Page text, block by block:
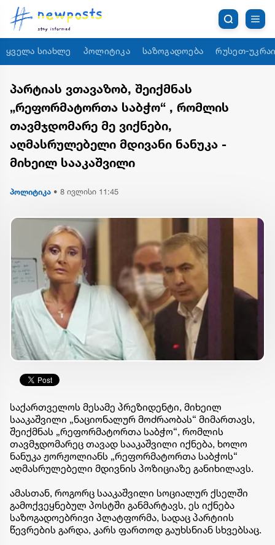
ყველა სიახლე პოლიტიკა საზოგადოება რუსეთ-
პარტიას ვთავაზობ, შეიქმნას
„რეფორმატორთა საბჭო“ , რომლის
თავმჯდომარე მე ვიქნები,
აღმასრულებელი მდივანი ნანუკა -
მიხეილ სააკაშვილი
პოლიტიკა • 8 ივლისი 11:45
საქართველოს მესამე პრეზიდენტი, მიხეილ
სააკაშვილი „ნაციონალურ მოძრაობას“ მიმართავს,
შეიქმნას „რეფორმატორთა საბჭო“, რომლის
თავმჯდომარეც თავად სააკაშვილი იქნება, ხოლო
ნანუკა ჟორჟოლიანს „რეფორმატორთა საბჭოს“
აღმასრულებელი მდივნის პოზიციაზე განიხილავს.
ამასთან, როგორც სააკაშვილი სოციალურ ქსელში
გამოქვეყნებულ პოსტში განმარტავს, ეს იქნება
საზოგადოებრივი პლატფორმა, სადაც პარტიის
წევრების გარდა, კარს ფართოდ გაუხსნიან სხვებსაც.